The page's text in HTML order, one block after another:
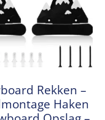
Rekken –
Haken